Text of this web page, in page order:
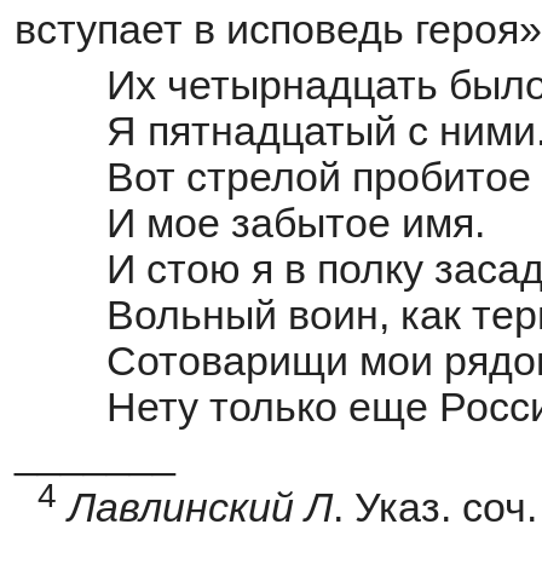
вступает в исповедь героя»
Их четырнадцать
Я пятнадцатый с
Вот стрелой
И мое забытое имя.
И стою я в полку
Вольный воин, как
Сотоварищи мои
Нету только еще
4 Лавлинский Л. Указ.